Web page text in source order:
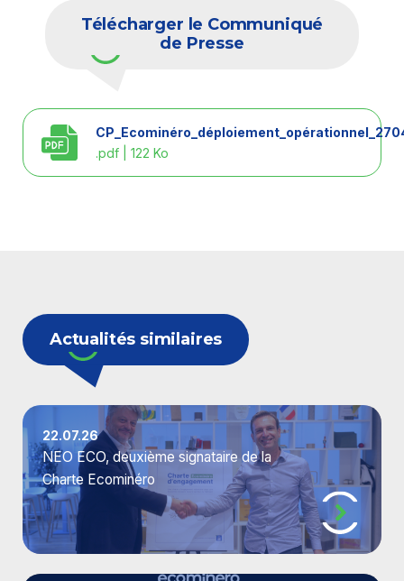
Télécharger le Communiqué
de Presse
.pdf | 122 Ko
Actualités similaires
22.07.26
NEO ECO, deuxième signataire de la
Charte Ecominéro